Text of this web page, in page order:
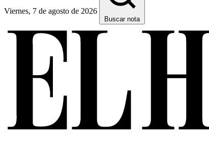
Viernes, 7 de agosto de 2026
Buscar nota